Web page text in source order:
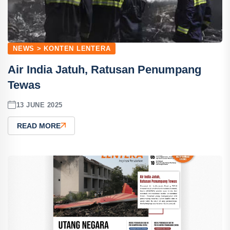
NEWS > KONTEN LENTERA
Air India Jatuh, Ratusan Penumpang
Tewas
13 JUNE 2025
READ MORE